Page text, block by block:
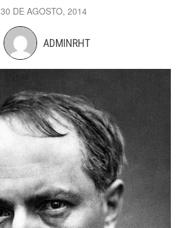
30 DE AGOSTO, 2014
ADMINRHT